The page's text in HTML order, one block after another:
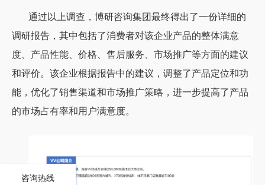
通过以上调查，博研咨询集团最终得出了一份详细的
调研报告，其中包括了消费者对该企业产品的整体满意
度、产品性能、价格、售后服务、市场推广等方面的建议
和评价。该企业根据报告中的建议，调整了产品定位和功
能，优化了销售渠道和市场推广策略，进一步提高了产品
的市场占有率和用户满意度。
咨询热线